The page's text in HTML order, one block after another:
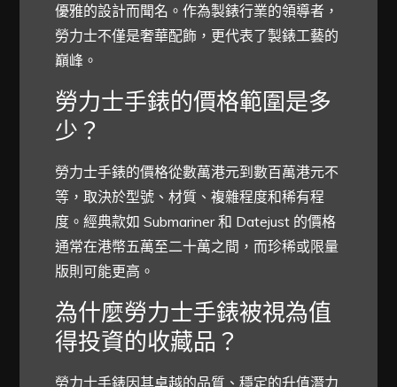
優雅的設計而聞名。作為製錶行業的領導者，
勞力士不僅是奢華配飾，更代表了製錶工藝的
巔峰。
勞力士手錶的價格範圍是多
少？
勞力士手錶的價格從數萬港元到數百萬港元不
等，取決於型號、材質、複雜程度和稀有程
度。經典款如 Submariner 和 Datejust 的價格
通常在港幣五萬至二十萬之間，而珍稀或限量
版則可能更高。
為什麼勞力士手錶被視為值
得投資的收藏品？
勞力士手錶因其卓越的品質、穩定的升值潛力